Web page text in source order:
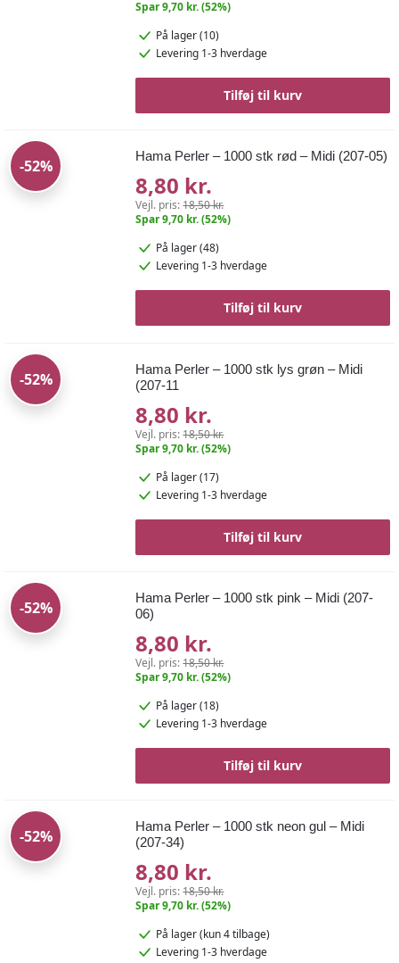
Spar 9,70 kr. (52%)
På lager (10)
Levering 1-3 hverdage
Tilføj til kurv
-52%
Hama Perler – 1000 stk rød – Midi (207-05)
8,80 kr.
Vejl. pris:18,50 kr.
Spar 9,70 kr. (52%)
På lager (48)
Levering 1-3 hverdage
Tilføj til kurv
-52%
Hama Perler – 1000 stk lys grøn – Midi
(207-11
8,80 kr.
Vejl. pris:18,50 kr.
Spar 9,70 kr. (52%)
På lager (17)
Levering 1-3 hverdage
Tilføj til kurv
-52%
Hama Perler – 1000 stk pink – Midi (207-
06)
8,80 kr.
Vejl. pris:18,50 kr.
Spar 9,70 kr. (52%)
På lager (18)
Levering 1-3 hverdage
Tilføj til kurv
-52%
Hama Perler – 1000 stk neon gul – Midi
(207-34)
8,80 kr.
Vejl. pris:18,50 kr.
Spar 9,70 kr. (52%)
På lager(kun 4 tilbage)
Levering 1-3 hverdage